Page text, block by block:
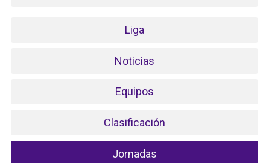
Liga
Noticias
Equipos
Clasificación
Jornadas